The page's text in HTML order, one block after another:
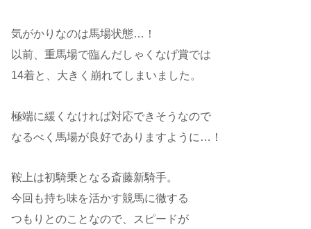
気がかりなのは馬場状態…！
以前、重馬場で臨んだしゃくなげ賞では
14着と、大きく崩れてしまいました。
極端に緩くなければ対応できそうなので
なるべく馬場が良好でありますように…！
鞍上は初騎乗となる斎藤新騎手。
今回も持ち味を活かす競馬に徹する
つもりとのことなので、スピードが